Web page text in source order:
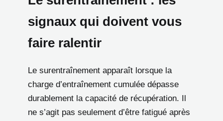
signaux qui doivent vous
faire ralentir
Le surentraînement apparaît lorsque la
charge d’entraînement cumulée dépasse
durablement la capacité de récupération. Il
ne s’agit pas seulement d’être fatigué après